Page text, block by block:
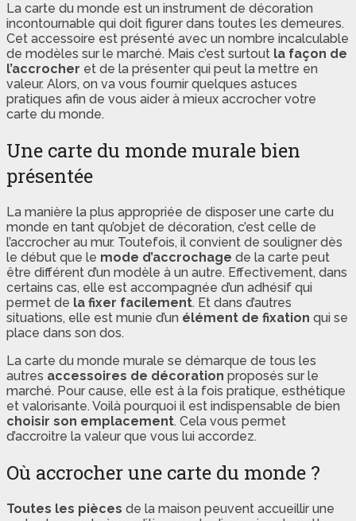
La carte du monde est un instrument de décoration
incontournable qui doit figurer dans toutes les demeures.
Cet accessoire est présenté avec un nombre incalculable
de modèles sur le marché. Mais c’est surtout la façon de
l’accrocher et de la présenter qui peut la mettre en
valeur. Alors, on va vous fournir quelques astuces
pratiques afin de vous aider à mieux accrocher votre
carte du monde.
Une carte du monde murale bien
présentée
La manière la plus appropriée de disposer une carte du
monde en tant qu’objet de décoration, c’est celle de
l’accrocher au mur. Toutefois, il convient de souligner dès
le début que le mode d’accrochage de la carte peut
être différent d’un modèle à un autre. Effectivement, dans
certains cas, elle est accompagnée d’un adhésif qui
permet de la fixer facilement. Et dans d’autres
situations, elle est munie d’un élément de fixation qui se
place dans son dos.
La carte du monde murale se démarque de tous les
autres accessoires de décoration proposés sur le
marché. Pour cause, elle est à la fois pratique, esthétique
et valorisante. Voilà pourquoi il est indispensable de bien
choisir son emplacement. Cela vous permet
d’accroitre la valeur que vous lui accordez.
Où accrocher une carte du monde ?
Toutes les pièces de la maison peuvent accueillir une